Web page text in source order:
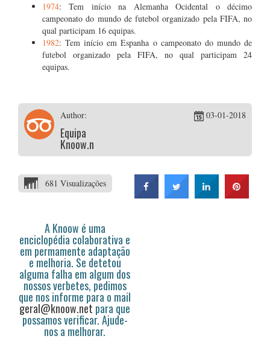
1974: Tem início na Alemanha Ocidental o décimo
campeonato do mundo de futebol organizado pela FIFA, no
qual participam 16 equipas.
1982: Tem início em Espanha o campeonato do mundo de
futebol organizado pela FIFA, no qual participam 24
equipas.
Author:
Equipa
Knoow.net
03-01-2018
681 Visualizações
A Knoow é uma
enciclopédia colaborativa e
em permamente adaptação
e melhoria. Se detetou
alguma falha em algum dos
nossos verbetes, pedimos
que nos informe para o mail
geral@knoow.net para que
possamos verificar. Ajude-
nos a melhorar.